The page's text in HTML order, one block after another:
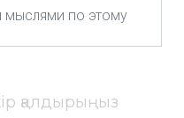
қалдырыңыз